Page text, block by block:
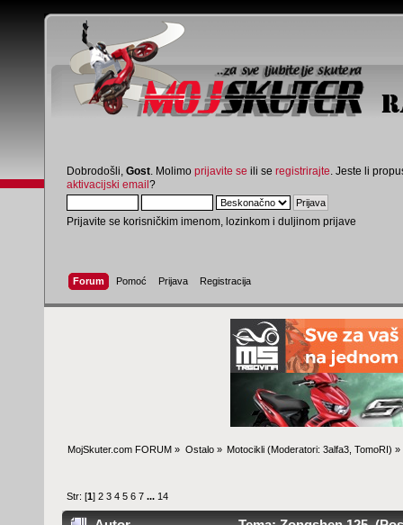
Dobrodošli, Gost . Molimo prijavite se ili se registrirajte . Jeste li
aktivacijski email?
Prijavite se korisničkim imenom, lozinkom i duljinom prijave
Forum Pomoć Prijava Registracija
MojSkuter.com FORUM » Ostalo» Motocikli(Moderatori: 3alfa3, TomoRI ) »
Str: [1]2 3 4 5 6 7 ... 14